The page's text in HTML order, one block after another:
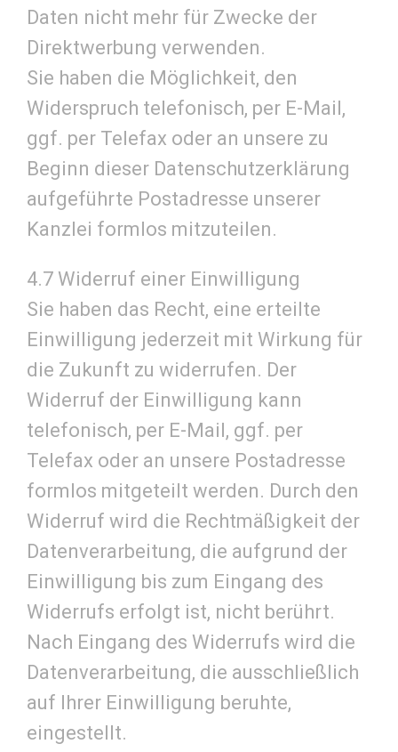
Daten nicht mehr für Zwecke der
Direktwerbung verwenden.
Sie haben die Möglichkeit, den
Widerspruch telefonisch, per E-Mail,
ggf. per Telefax oder an unsere zu
Beginn dieser Datenschutzerklärung
aufgeführte Postadresse unserer
Kanzlei formlos mitzuteilen.
4.7 Widerruf einer Einwilligung
Sie haben das Recht, eine erteilte
Einwilligung jederzeit mit Wirkung für
die Zukunft zu widerrufen. Der
Widerruf der Einwilligung kann
telefonisch, per E-Mail, ggf. per
Telefax oder an unsere Postadresse
formlos mitgeteilt werden. Durch den
Widerruf wird die Rechtmäßigkeit der
Datenverarbeitung, die aufgrund der
Einwilligung bis zum Eingang des
Widerrufs erfolgt ist, nicht berührt.
Nach Eingang des Widerrufs wird die
Datenverarbeitung, die ausschließlich
auf Ihrer Einwilligung beruhte,
eingestellt.